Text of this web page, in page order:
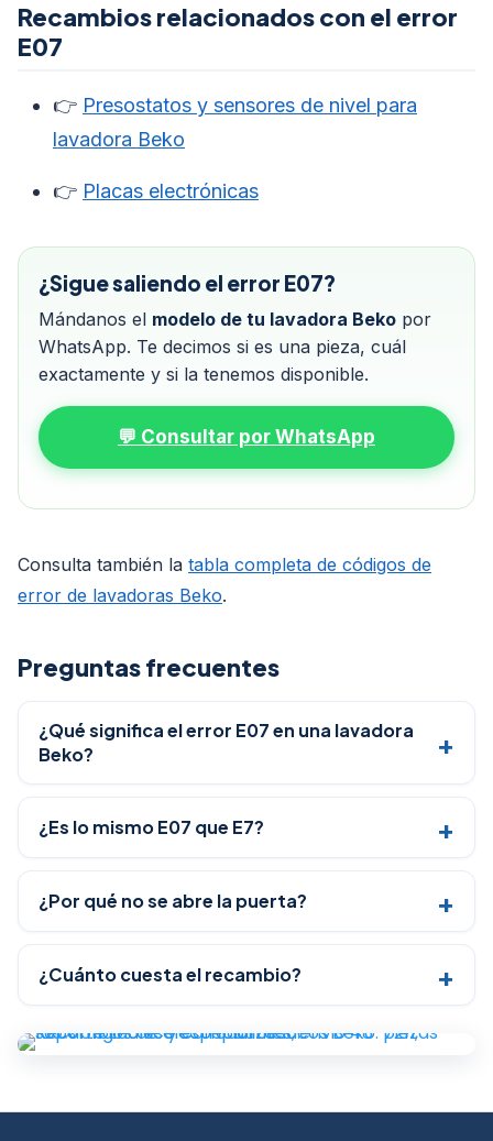
Recambios relacionados con el error
E07
👉 Presostatos y sensores de nivel para
lavadora Beko
👉 Placas electrónicas
¿Sigue saliendo el error E07?
Mándanos el modelo de tu lavadora Beko por
WhatsApp. Te decimos si es una pieza, cuál
exactamente y si la tenemos disponible.
💬 Consultar por WhatsApp
Consulta también la tabla completa de códigos de
error de lavadoras Beko.
Preguntas frecuentes
¿Qué significa el error E07 en una lavadora
Beko?
¿Es lo mismo E07 que E7?
¿Por qué no se abre la puerta?
¿Cuánto cuesta el recambio?